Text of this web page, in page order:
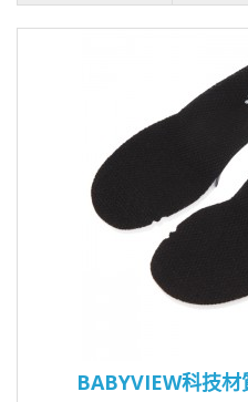
BABYVIEW科技